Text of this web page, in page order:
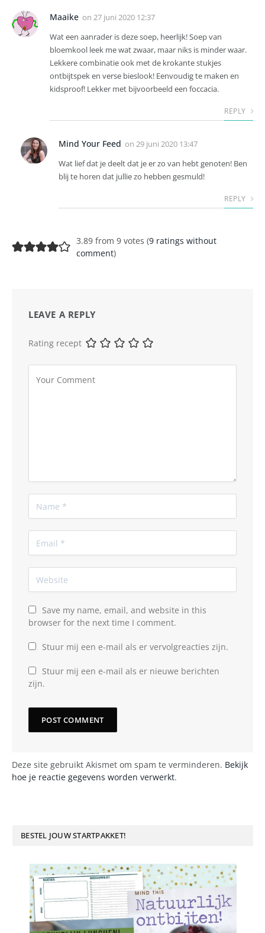
Maaike on 27 juni 2020 12:37
Wat een aanrader is deze soep, heerlijk! Soep van
bloemkool leek me wat zwaar, maar niks is minder waar.
Lekkere combinatie ook met de krokante stukjes
ontbijtspek en verse bieslook! Eenvoudig te maken en
kidsproof! Lekker met bijvoorbeeld een foccacia.
REPLY
Mind Your Feed on 29 juni 2020 13:47
Wat lief dat je deelt dat je er zo van hebt genoten! Ben
blij te horen dat jullie zo hebben gesmuld!
REPLY
3.89 from 9 votes (9 ratings without
comment)
LEAVE A REPLY
Rating recept
Save my name, email, and website in this
browser for the next time I comment.
Stuur mij een e-mail als er vervolgreacties zijn.
Stuur mij een e-mail als er nieuwe berichten
zijn.
Deze site gebruikt Akismet om spam te verminderen. Bekijk
hoe je reactie gegevens worden verwerkt.
BESTEL JOUW STARTPAKKET!